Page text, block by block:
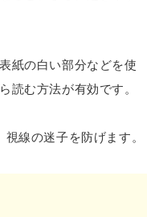
紙の白い部分などを使
読む方法が有効です。
視線の迷子を防げます。